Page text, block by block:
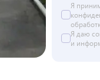
Я
Я даю
и